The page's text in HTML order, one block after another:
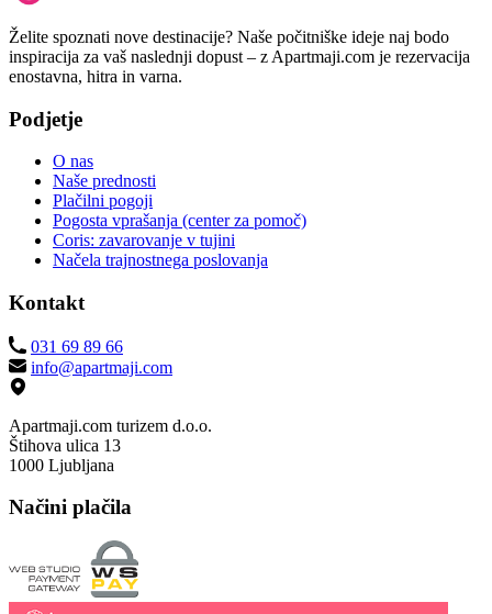
Želite spoznati nove destinacije? Naše počitniške ideje naj bodo
inspiracija za vaš naslednji dopust – z Apartmaji.com je rezervacija
enostavna, hitra in varna.
Podjetje
O nas
Naše prednosti
Plačilni pogoji
Pogosta vprašanja (center za pomoč)
Coris: zavarovanje v tujini
Načela trajnostnega poslovanja
Kontakt
031 69 89 66
info@apartmaji.com
Apartmaji.com turizem d.o.o.
Štihova ulica 13
1000 Ljubljana
Načini plačila